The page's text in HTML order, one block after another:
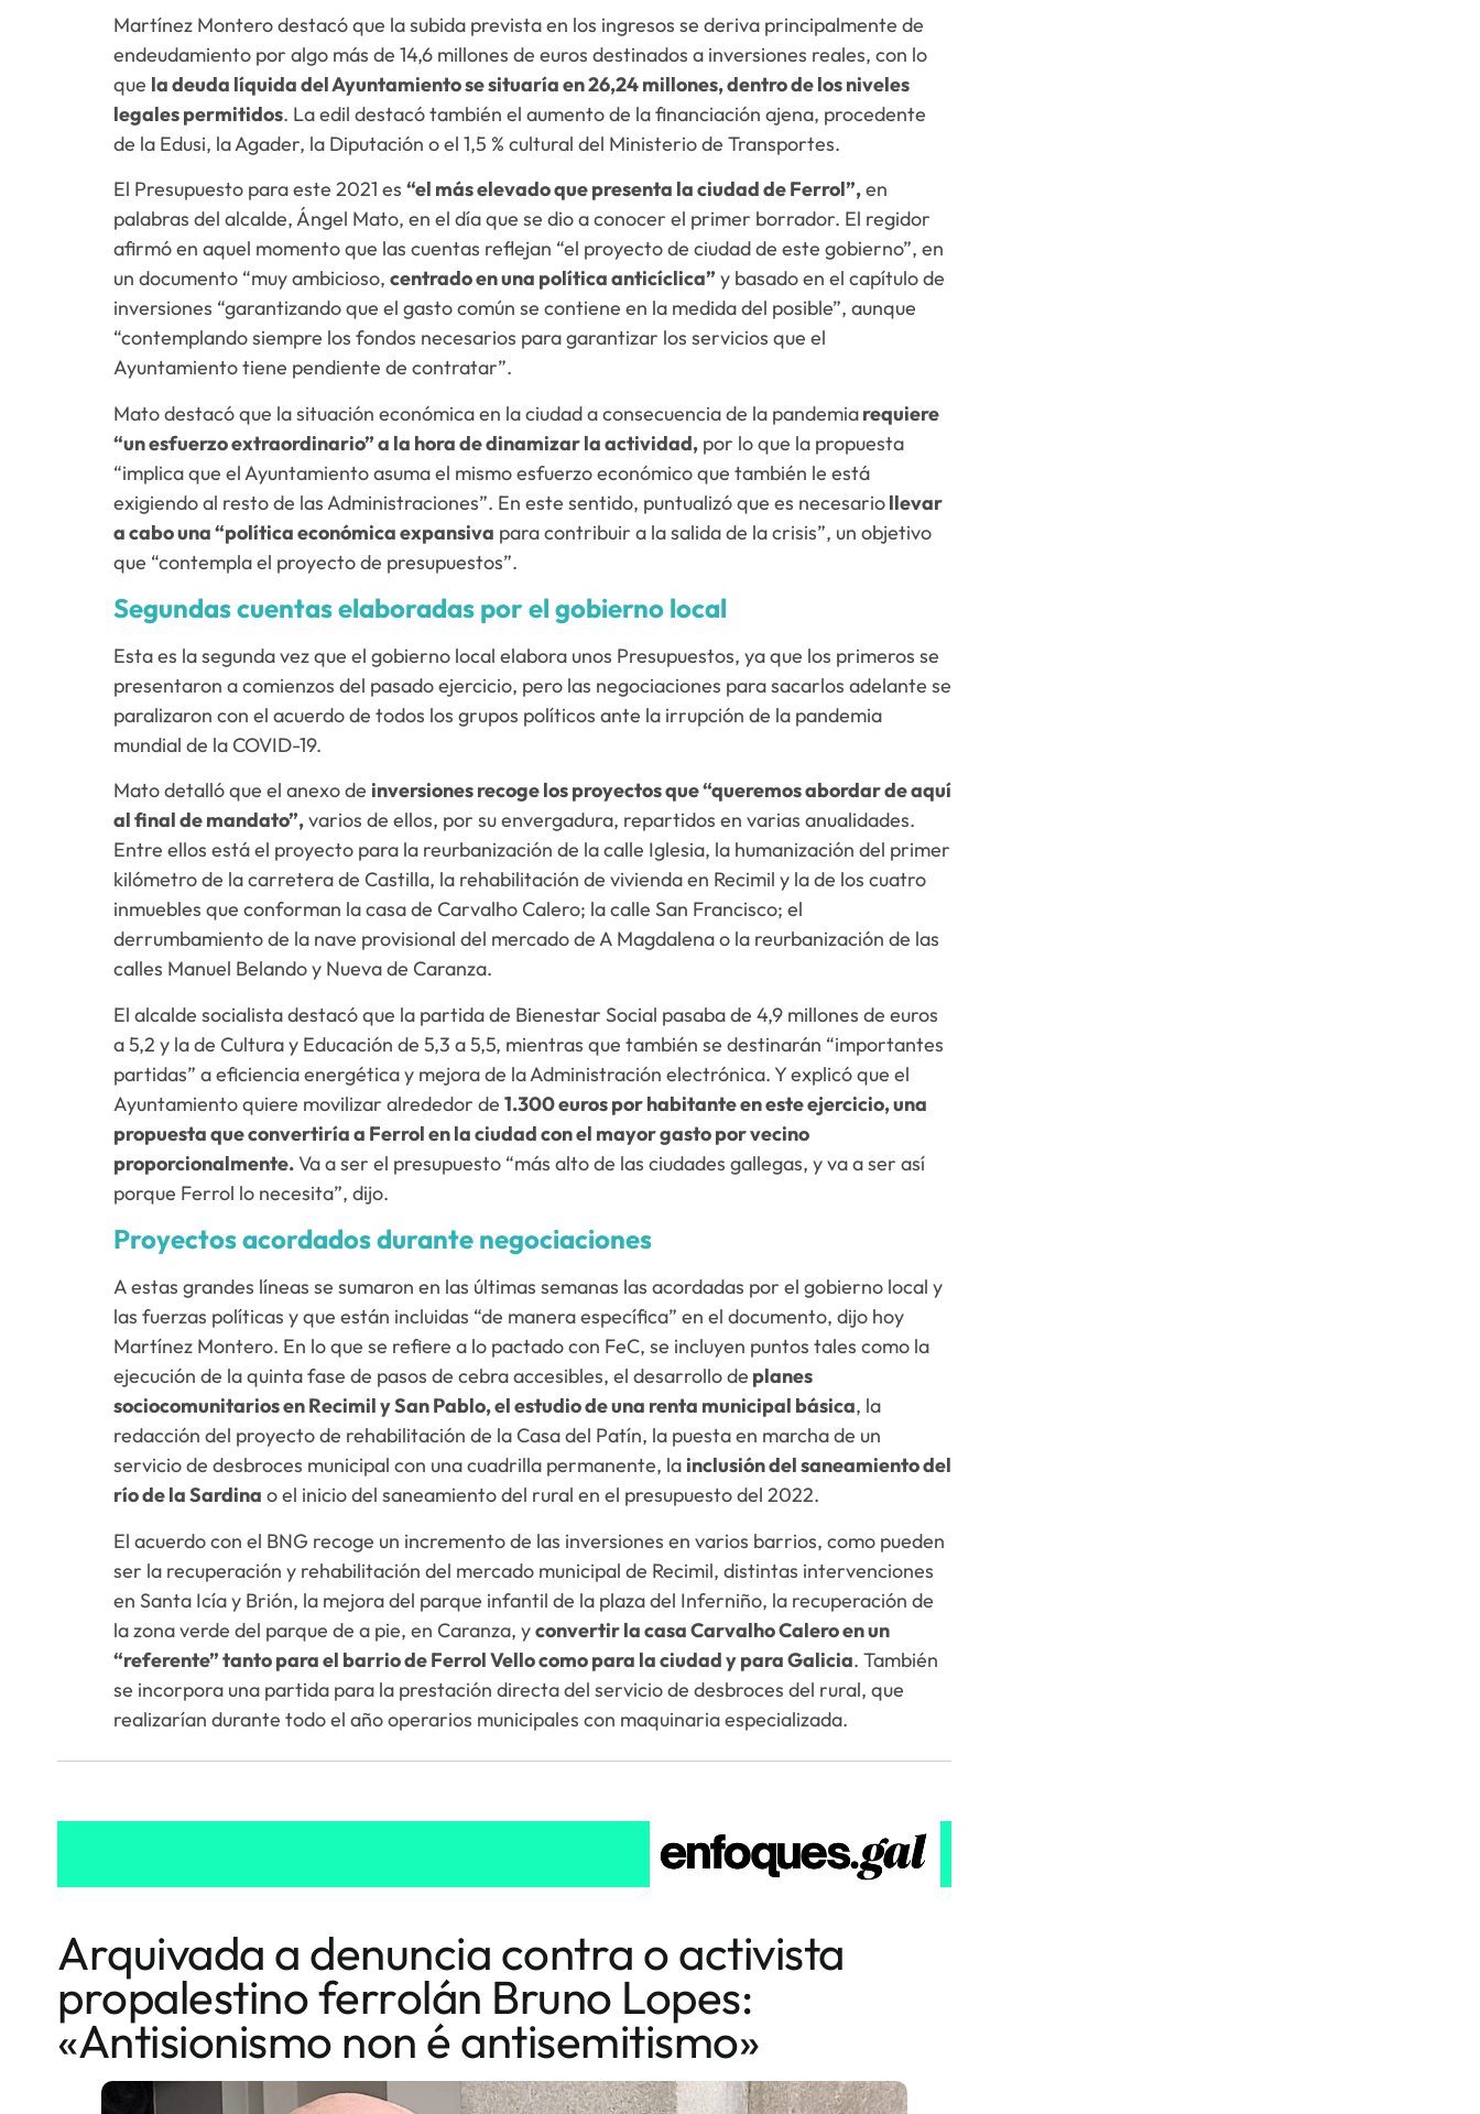
Martínez Montero destacó que la subida prevista en los ingresos se deriva principalmente de
endeudamiento por algo más de 14,6 millones de euros destinados a inversiones reales, con lo
que la deuda líquida del Ayuntamiento se situaría en 26,24 millones, dentro de los niveles
legales permitidos. La edil destacó también el aumento de la financiación ajena, procedente
de la Edusi, la Agader, la Diputación o el 1,5 % cultural del Ministerio de Transportes.
El Presupuesto para este 2021 es “el más elevado que presenta la ciudad de Ferrol”,en
palabras del alcalde, Ángel Mato, en el día que se dio a conocer el primer borrador. El regidor
afirmó en aquel momento que las cuentas reflejan “el proyecto de ciudad de este gobierno”, en
un documento “muy ambicioso, centrado en una política anticíclica” y basado en el capítulo de
inversiones “garantizando que el gasto común se contiene en la medida del posible”, aunque
“contemplando siempre los fondos necesarios para garantizar los servicios que el
Ayuntamiento tiene pendiente de contratar”.
Mato destacó que la situación económica en la ciudad a consecuencia de la pandemiarequiere
“un esfuerzo extraordinario” a la hora de dinamizar la actividad,por lo que la propuesta
“implica que el Ayuntamiento asuma el mismo esfuerzo económico que también le está
exigiendo al resto de las Administraciones”. En este sentido, puntualizó que es necesariollevar
a cabo una “política económica expansiva para contribuir a la salida de la crisis”, un objetivo
que “contempla el proyecto de presupuestos”.
Segundas cuentas elaboradas por el gobierno local
Esta es la segunda vez que el gobierno local elabora unos Presupuestos, ya que los primeros se
presentaron a comienzos del pasado ejercicio, pero las negociaciones para sacarlos adelante se
paralizaron con el acuerdo de todos los grupos políticos ante la irrupción de la pandemia
mundial de la COVID-19.
Mato detalló que el anexo de inversiones recoge los proyectos que “queremos abordar de aquí
al final de mandato”,varios de ellos, por su envergadura, repartidos en varias anualidades.
Entre ellos está el proyecto para la reurbanización de la calle Iglesia, la humanización del primer
kilómetro de la carretera de Castilla, la rehabilitación de vivienda en Recimil y la de los cuatro
inmuebles que conforman la casa de Carvalho Calero; la calle San Francisco; el
derrumbamiento de la nave provisional del mercado de A Magdalena o la reurbanización de las
calles Manuel Belando y Nueva de Caranza.
El alcalde socialista destacó que la partida de Bienestar Social pasaba de 4,9 millones de euros
a 5,2 y la de Cultura y Educación de 5,3 a 5,5, mientras que también se destinarán “importantes
partidas” a eficiencia energética y mejora de la Administración electrónica. Y explicó que el
Ayuntamiento quiere movilizar alrededor de 1.300 euros por habitante en este ejercicio, una
propuesta que convertiría a Ferrol en la ciudad con el mayor gasto por vecino
proporcionalmente.Va a ser el presupuesto “más alto de las ciudades gallegas, y va a ser así
porque Ferrol lo necesita”, dijo.
Proyectos acordados durante negociaciones
A estas grandes líneas se sumaron en las últimas semanas las acordadas por el gobierno local y
las fuerzas políticas y que están incluidas “de manera específica” en el documento, dijo hoy
Martínez Montero. En lo que se refiere a lo pactado con FeC, se incluyen puntos tales como la
ejecución de la quinta fase de pasos de cebra accesibles, el desarrollo de planes
sociocomunitarios en Recimil y San Pablo, el estudio de una renta municipal básica, la
redacción del proyecto de rehabilitación de la Casa del Patín, la puesta en marcha de un
servicio de desbroces municipal con una cuadrilla permanente, la inclusión del saneamiento del
río de la Sardina o el inicio del saneamiento del rural en el presupuesto del 2022.
El acuerdo con el BNG recoge un incremento de las inversiones en varios barrios, como pueden
ser la recuperación y rehabilitación del mercado municipal de Recimil, distintas intervenciones
en Santa Icía y Brión, la mejora del parque infantil de la plaza del Inferniño, la recuperación de
la zona verde del parque de a pie, en Caranza, yconvertir la casa Carvalho Calero en un
“referente” tanto para el barrio de Ferrol Vello como para la ciudad y para Galicia. También
se incorpora una partida para la prestación directa del servicio de desbroces del rural, que
realizarían durante todo el año operarios municipales con maquinaria especializada.
Arquivada a denuncia contra o activista
propalestino ferrolán Bruno Lopes:
«Antisionismo non é antisemitismo»